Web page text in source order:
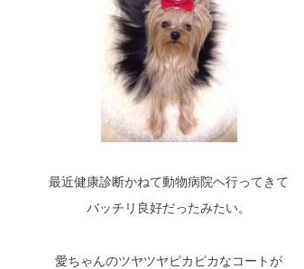
最近健康診断かねて動物病院ヘ行ってきて
バッチリ良好だったみたい。
愛ちゃんのツヤツヤピカピカなコートが